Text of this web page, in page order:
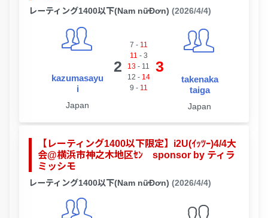
レーティング1400以下(Nam nữĐơn) (2026/4/4)
kazumasayu
i
Japan
2
7 - 11
11 - 3
13 - 11
12 - 14
9 - 11
3
takenaka
taiga
Japan
【レーティング1400以下限定】i2U(ｲｯﾂｰ)4/4大
会@横浜市神之木地区ｾﾝ sponsor by ティラ
ミッシモ
レーティング1400以下(Nam nữĐơn) (2026/4/4)